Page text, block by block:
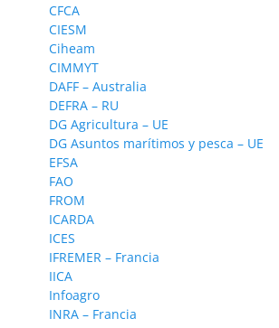
CFCA
CIESM
Ciheam
CIMMYT
DAFF – Australia
DEFRA – RU
DG Agricultura – UE
DG Asuntos marítimos y pesca – UE
EFSA
FAO
FROM
ICARDA
ICES
IFREMER – Francia
IICA
Infoagro
INRA – Francia